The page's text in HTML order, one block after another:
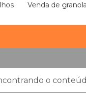
Venda de
o